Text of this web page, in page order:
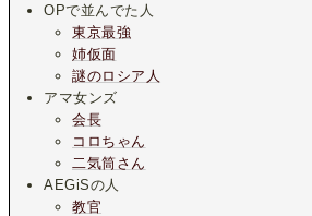
OPで並んでた人
東京最強
姉仮面
謎のロシア人
アマ女ンズ
会長
コロちゃん
二気筒さん
AEGiSの人
教官